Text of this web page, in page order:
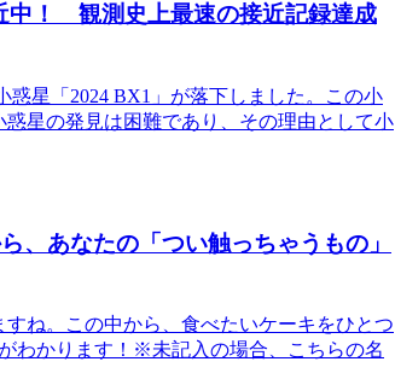
中！ 観測史上最速の接近記録達成
惑星「2024 BX1」が落下しました。この小
星の発見は困難であり、その理由として小
、あなたの「つい触っちゃうもの」
ね。この中から、食べたいケーキをひとつ
わかります！※未記入の場合、こちらの名